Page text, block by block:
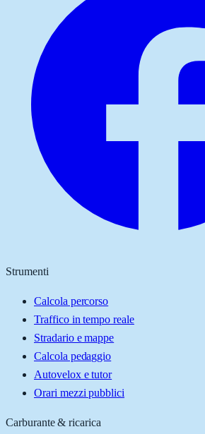
Strumenti
Calcola percorso
Traffico in tempo reale
Stradario e mappe
Calcola pedaggio
Autovelox e tutor
Orari mezzi pubblici
Carburante & ricarica